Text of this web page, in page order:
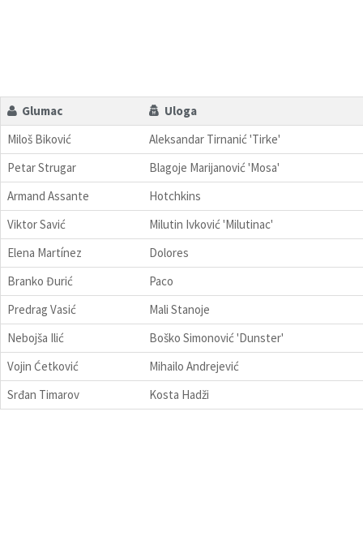
Glumac
Uloga
Miloš Biković
Aleksandar Tirnanić 'Tirke'
Petar Strugar
Blagoje Marijanović 'Mosa'
Armand Assante
Hotchkins
Viktor Savić
Milutin Ivković 'Milutinac'
Elena Martínez
Dolores
Branko Đurić
Paco
Predrag Vasić
Mali Stanoje
Nebojša Ilić
Boško Simonović 'Dunster'
Vojin Ćetković
Mihailo Andrejević
Srđan Timarov
Kosta Hadži